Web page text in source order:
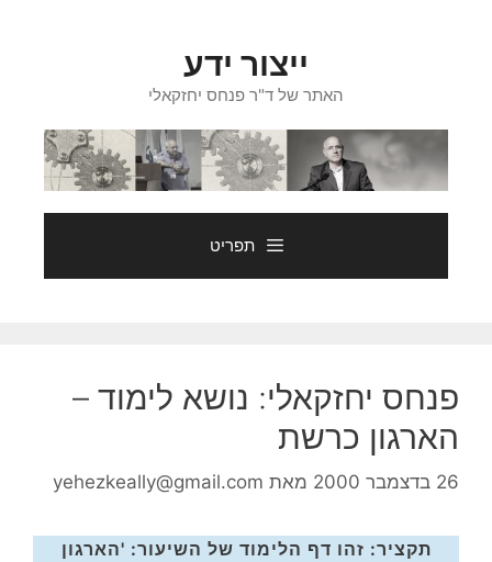
ייצור ידע
האתר של ד"ר פנחס יחזקאלי
תפריט
פנחס יחזקאלי: נושא לימוד –
הארגון כרשת
26 בדצמבר 2000 מאת yehezkeally@gmail.com
תקציר: זהו דף הלימוד של השיעור: 'הארגון